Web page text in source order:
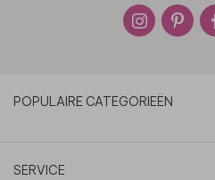
POPULAIRE CATEGORIEËN
SERVICE